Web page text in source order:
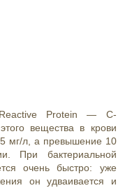
Reactive Protein — С-
вещества в крови
мг/л, а превышение 10
При бактериальной
очень быстро: уже
он удваивается и